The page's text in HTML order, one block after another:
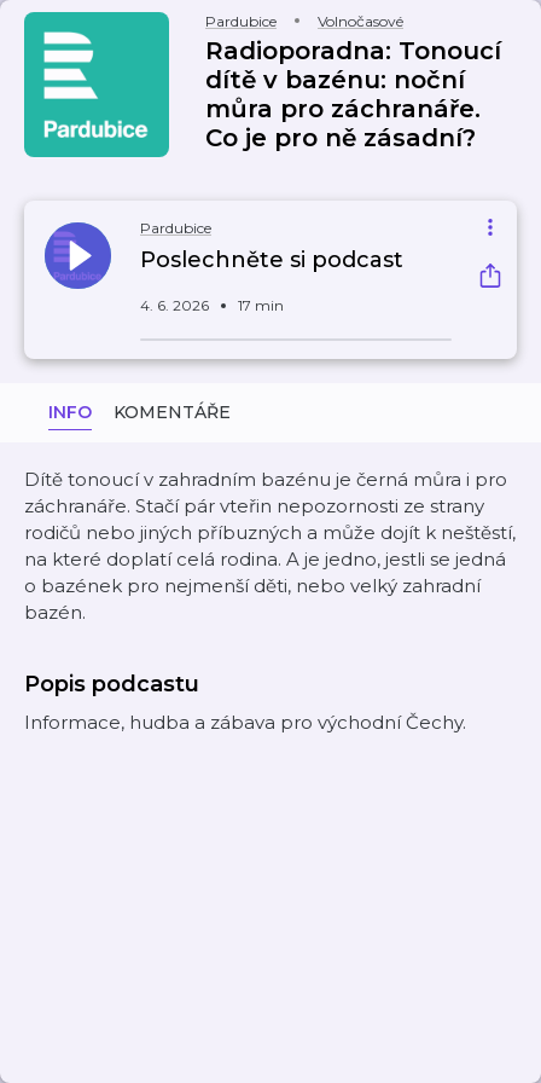
Pardubice Volnočasové
Radioporadna: Tonoucí
dítě v bazénu: noční
můra pro záchranáře.
Co je pro ně zásadní?
Pardubice
Poslechněte si podcast
4. 6. 2026 17 min
INFO KOMENTÁŘE
Dítě tonoucí v zahradním bazénu je černá můra i pro
záchranáře. Stačí pár vteřin nepozornosti ze strany
rodičů nebo jiných příbuzných a může dojít k neštěstí,
na které doplatí celá rodina. A je jedno, jestli se jedná
o bazének pro nejmenší děti, nebo velký zahradní
bazén.
Popis podcastu
Informace, hudba a zábava pro východní Čechy.